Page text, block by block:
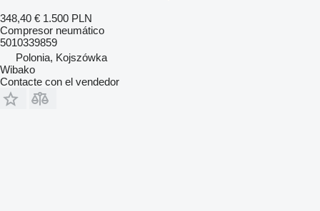
348,40 € 1.500 PLN
Compresor neumático
5010339859
Polonia, Kojszówka
Wibako
Contacte con el vendedor